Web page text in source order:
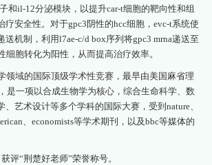
和il-12分泌模块，以提升car-t细胞的靶向性和组
疗安全性。对于gpc3阴性的hcc细胞，evc-t系统使
送机制，利用l7ae-c/d box序列将gpc3 mrna递送至
细胞转化为阳性，从而提高治疗效率。
领域的国际顶级学术性竞赛，最早由美国麻省理
是一项以合成生物学为核心，综合生命科学、数
艺术设计等多个学科的国际大赛，受到nature、
、economists等学术期刊，以及bbc等媒体的
评“荆楚好老师”荣誉称号。